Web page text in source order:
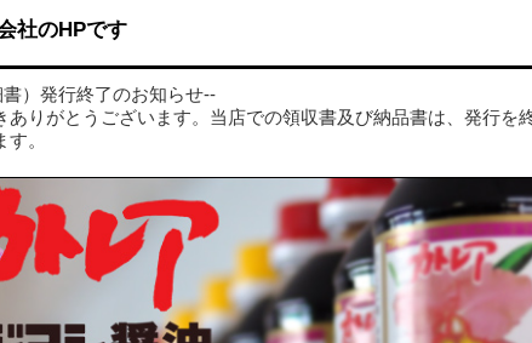
社のHPです
）発行終了のお知らせ--
りがとうございます。当店での領収書及び納品書は、発行を
。